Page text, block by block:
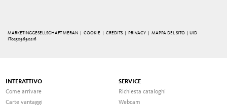
MARKETINGGESELLSCHAFT MERAN | COOKIE |CREDITS PRIVACY |MAPPA DEL SITO
| UID
IT02509690216
INTERATTIVO
Come arrivare
Carte vantaggi
SERVICE
Richiesta cataloghi
Webcam